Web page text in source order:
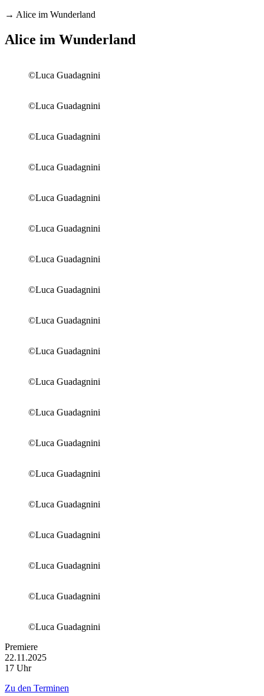
→ Alice im Wunderland
Alice im Wunderland
©Luca Guadagnini
©Luca Guadagnini
©Luca Guadagnini
©Luca Guadagnini
©Luca Guadagnini
©Luca Guadagnini
©Luca Guadagnini
©Luca Guadagnini
©Luca Guadagnini
©Luca Guadagnini
©Luca Guadagnini
©Luca Guadagnini
©Luca Guadagnini
©Luca Guadagnini
©Luca Guadagnini
©Luca Guadagnini
©Luca Guadagnini
©Luca Guadagnini
©Luca Guadagnini
Premiere
22.11.2025
17 Uhr
Zu den Terminen